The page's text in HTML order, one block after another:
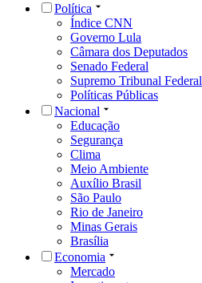
Política
Índice CNN
Governo Lula
Câmara dos Deputados
Senado Federal
Supremo Tribunal Federal
Políticas Públicas
Nacional
Educação
Segurança
Clima
Meio Ambiente
Auxílio Brasil
São Paulo
Rio de Janeiro
Minas Gerais
Brasília
Economia
Mercado